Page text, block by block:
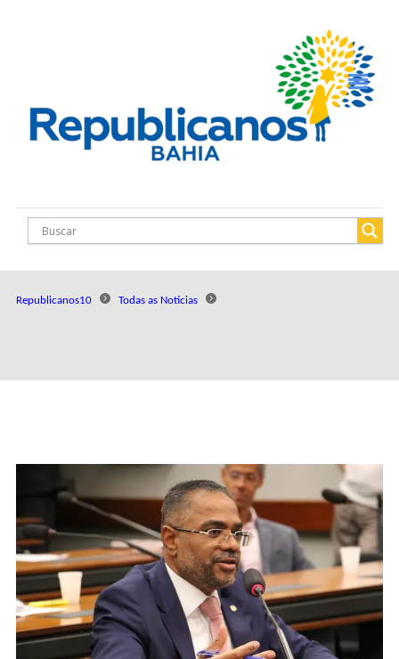
Republicanos10 Todas as Notícias